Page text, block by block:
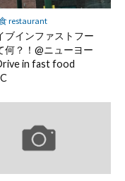
restaurant
ブインファストフー
何？！@ニューヨー
in fast food